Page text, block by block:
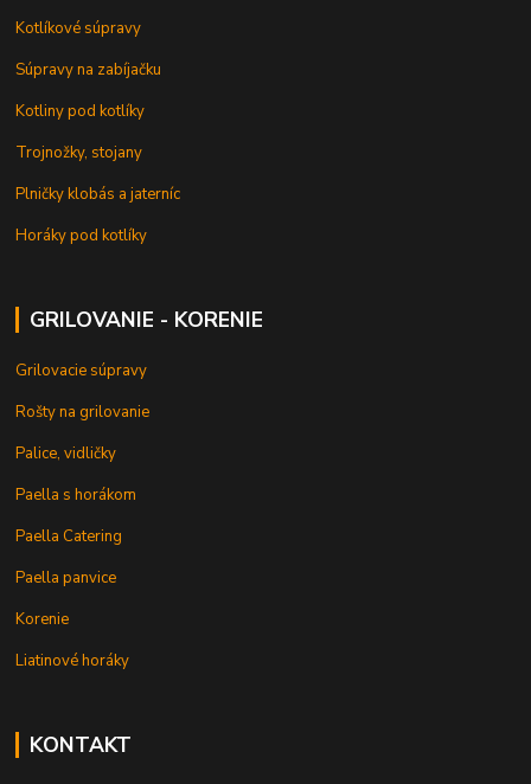
Kotlíkové súpravy
Súpravy na zabíjačku
Kotliny pod kotlíky
Trojnožky, stojany
Plničky klobás a jaterníc
Horáky pod kotlíky
GRILOVANIE - KORENIE
Grilovacie súpravy
Rošty na grilovanie
Palice, vidličky
Paella s horákom
Paella Catering
Paella panvice
Korenie
Liatinové horáky
KONTAKT